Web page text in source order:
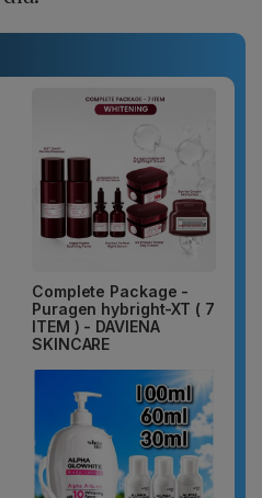
Complete Package -
Puragen hybright-XT ( 7
ITEM ) - DAVIENA
SKINCARE